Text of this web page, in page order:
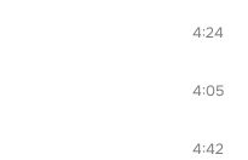
4:24
4:05
4:42